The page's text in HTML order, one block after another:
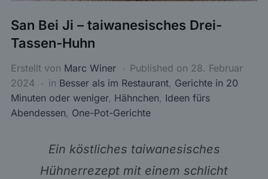
San Bei Ji – taiwanesisches Drei-
Tassen-Huhn
Erstellt von Marc Winer Published on 28. Februar
2024
in Besser als im Restaurant, Gerichte in 20
Minuten oder weniger, Hähnchen, Ideen fürs
Abendessen, One-Pot-Gerichte
Ein köstliches taiwanesisches
Hühnerrezept mit einem schlicht